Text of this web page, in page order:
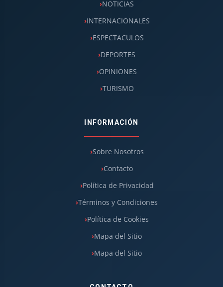
NOTICIAS
INTERNACIONALES
ESPECTACULOS
DEPORTES
OPINIONES
TURISMO
INFORMACIÓN
Sobre Nosotros
Contacto
Política de Privacidad
Términos y Condiciones
Política de Cookies
Mapa del Sitio
Mapa del Sitio